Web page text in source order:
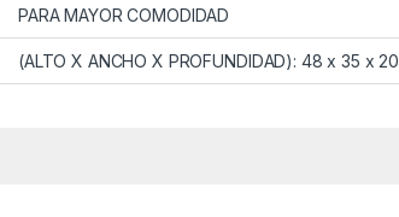
PARA MAYOR COMODIDAD
(ALTO X ANCHO X PROFUNDIDAD): 48 x 35 x 20